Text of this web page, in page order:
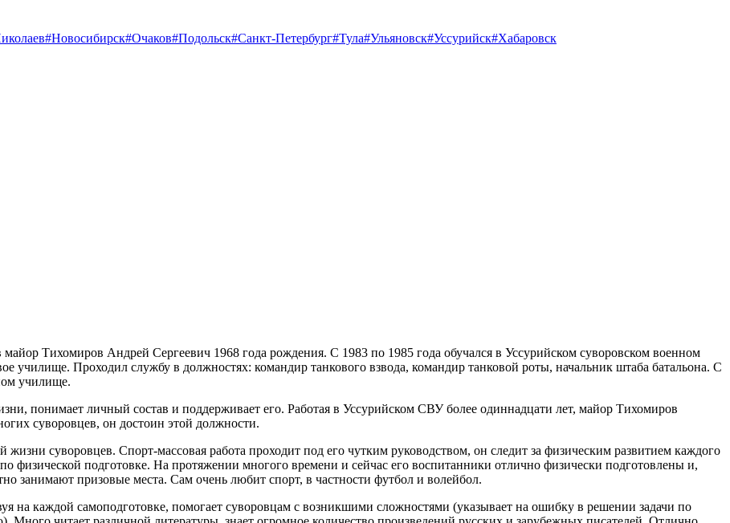
#Новосибирск#Очаков#Подольск#Санкт-Петербург#Тула#Ульяновск#Уссурийск#Хабаровск
Тихомиров Андрей Сергеевич 1968 года рождения. С 1983 по 1985 года обучался в Уссурийском суворовском военном
училище. Проходил службу в должностях: командир танкового взвода, командир танковой роты, начальник штаба батальона. С
училище.
понимает личный состав и поддерживает его. Работая в Уссурийском СВУ более одиннадцати лет, майор Тихомиров
суворовцев, он достоин этой должности.
суворовцев. Спорт-массовая работа проходит под его чутким руководством, он следит за физическим развитием каждого
физической подготовке. На протяжении многого времени и сейчас его воспитанники отлично физически подготовлены и,
занимают призовые места. Сам очень любит спорт, в частности футбол и волейбол.
на каждой самоподготовке, помогает суворовцам с возникшими сложностями (указывает на ошибку в решении задачи по